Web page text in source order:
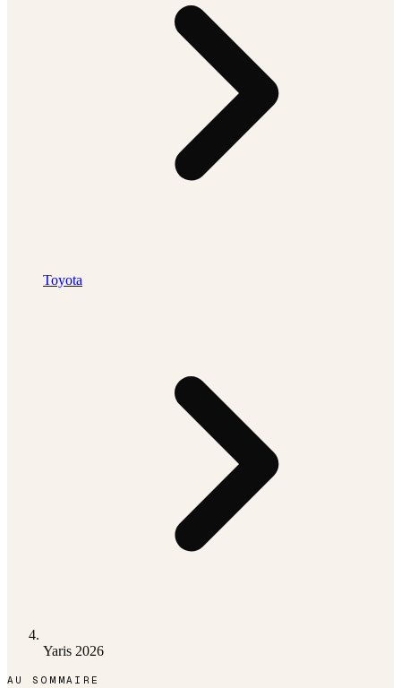
Toyota
Yaris 2026
AU SOMMAIRE